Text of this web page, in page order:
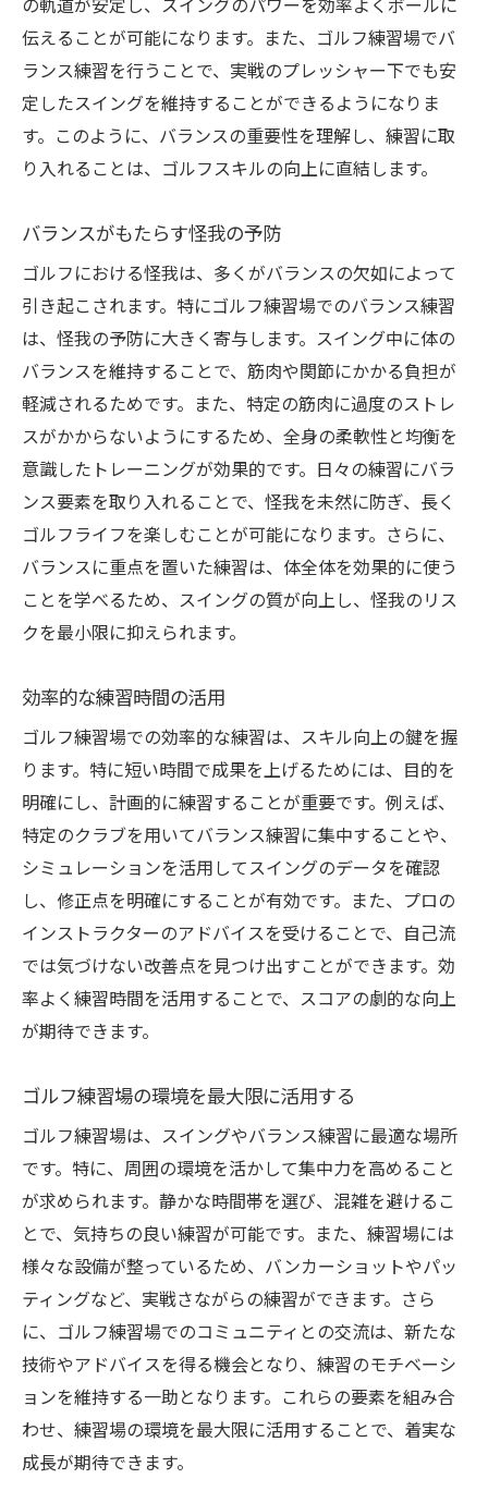
の軌道が安定し、スイングのパワーを効率よくボールに
伝えることが可能になります。また、ゴルフ練習場でバ
ランス練習を行うことで、実戦のプレッシャー下でも安
定したスイングを維持することができるようになりま
す。このように、バランスの重要性を理解し、練習に取
り入れることは、ゴルフスキルの向上に直結します。
バランスがもたらす怪我の予防
ゴルフにおける怪我は、多くがバランスの欠如によって
引き起こされます。特にゴルフ練習場でのバランス練習
は、怪我の予防に大きく寄与します。スイング中に体の
バランスを維持することで、筋肉や関節にかかる負担が
軽減されるためです。また、特定の筋肉に過度のストレ
スがかからないようにするため、全身の柔軟性と均衡を
意識したトレーニングが効果的です。日々の練習にバラ
ンス要素を取り入れることで、怪我を未然に防ぎ、長く
ゴルフライフを楽しむことが可能になります。さらに、
バランスに重点を置いた練習は、体全体を効果的に使う
ことを学べるため、スイングの質が向上し、怪我のリス
クを最小限に抑えられます。
効率的な練習時間の活用
ゴルフ練習場での効率的な練習は、スキル向上の鍵を握
ります。特に短い時間で成果を上げるためには、目的を
明確にし、計画的に練習することが重要です。例えば、
特定のクラブを用いてバランス練習に集中することや、
シミュレーションを活用してスイングのデータを確認
し、修正点を明確にすることが有効です。また、プロの
インストラクターのアドバイスを受けることで、自己流
では気づけない改善点を見つけ出すことができます。効
率よく練習時間を活用することで、スコアの劇的な向上
が期待できます。
ゴルフ練習場の環境を最大限に活用する
ゴルフ練習場は、スイングやバランス練習に最適な場所
です。特に、周囲の環境を活かして集中力を高めること
が求められます。静かな時間帯を選び、混雑を避けるこ
とで、気持ちの良い練習が可能です。また、練習場には
様々な設備が整っているため、バンカーショットやパッ
ティングなど、実戦さながらの練習ができます。さら
に、ゴルフ練習場でのコミュニティとの交流は、新たな
技術やアドバイスを得る機会となり、練習のモチベーシ
ョンを維持する一助となります。これらの要素を組み合
わせ、練習場の環境を最大限に活用することで、着実な
成長が期待できます。